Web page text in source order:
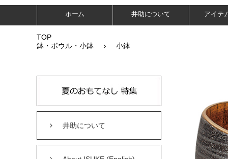
ホーム 井助について アイテ
TOP
鉢・ボウル・小鉢
小鉢
井助について